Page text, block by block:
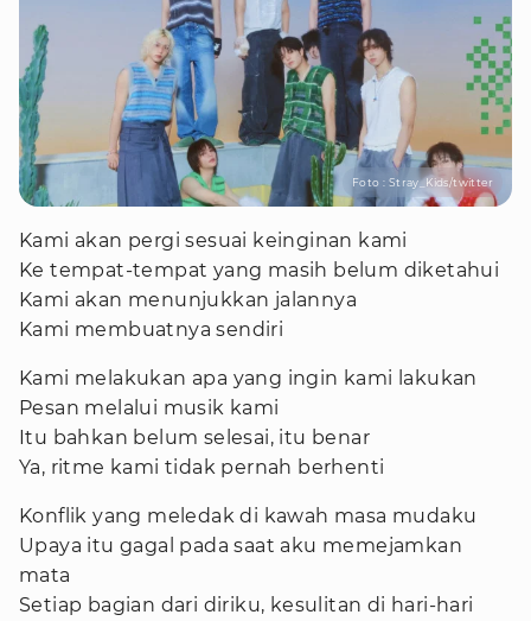
Foto : Stray_Kids/twitter
Kami akan pergi sesuai keinginan kami
Ke tempat-tempat yang masih belum diketahui
Kami akan menunjukkan jalannya
Kami membuatnya sendiri
Kami melakukan apa yang ingin kami lakukan
Pesan melalui musik kami
Itu bahkan belum selesai, itu benar
Ya, ritme kami tidak pernah berhenti
Konflik yang meledak di kawah masa mudaku
Upaya itu gagal pada saat aku memejamkan
mata
Setiap bagian dari diriku, kesulitan di hari-hari